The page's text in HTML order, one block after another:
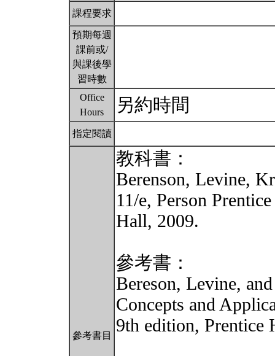
課程要求
預期每週
課前或/
與課後學
習時數
Office
Hours
另約時間
指定閱讀
參考書目
教科書：
Berenson, Levine,
11/e, Person Prentice
Hall, 2009.
參考書：
Bereson, Levine,
Concepts and
9th edition, Prentice